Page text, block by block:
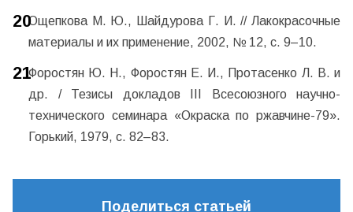
Ощепкова М. Ю., Шайдурова Г. И. // Лакокрасочные
материалы и их применение, 2002, № 12, с. 9–10.
Форостян Ю. Н., Форостян Е. И., Протасенко Л. В. и
др. / Тезисы докладов III Всесоюзного научно-
технического семинара «Окраска по ржавчине-79».
Горький, 1979, с. 82–83.
Поделиться статьей